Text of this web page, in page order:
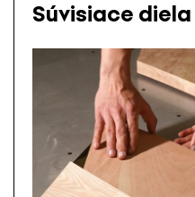
Súvisiace diela